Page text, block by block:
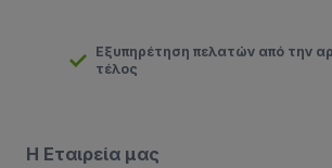
Εξυπηρέτηση πελατών από την
τέλος
Η Εταιρεία μας